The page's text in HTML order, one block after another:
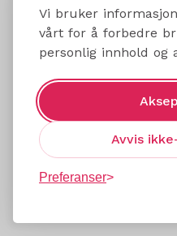
Vi bruker
vårt for å forbedre
personlig innhold og
Avvis
Preferanser